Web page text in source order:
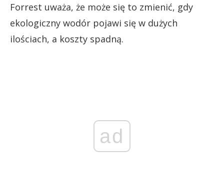
Forrest uważa, że może się to zmienić, gdy
ekologiczny wodór pojawi się w dużych
ilościach, a koszty spadną.
ad